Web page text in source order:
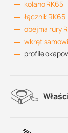
kolano RK65
łącznik RK65
obejma rury
wkręt
profile